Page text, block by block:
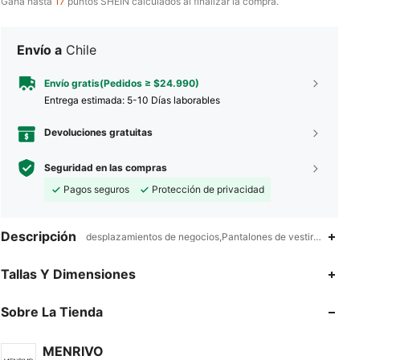
Envío a Chile
Envío gratis(Pedidos ≥ $24.990)
Entrega estimada: 5-10 Días laborables
Devoluciones gratuitas
Seguridad en las compras
Pagos seguros
Protección de privacidad
Descripción desplazamientos de negocios,Pantalones de vestir,Desplazamientos
Tallas Y Dimensiones
Sobre La Tienda
MENRIVO
4,63